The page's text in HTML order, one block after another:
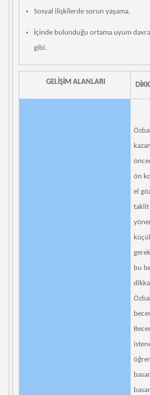
Sosyal ilişkilerde sorun yaşama,
İçinde bulunduğu ortama uyum
gibi.
GELİŞİM ALANLARI
ön
el
taklit
bu